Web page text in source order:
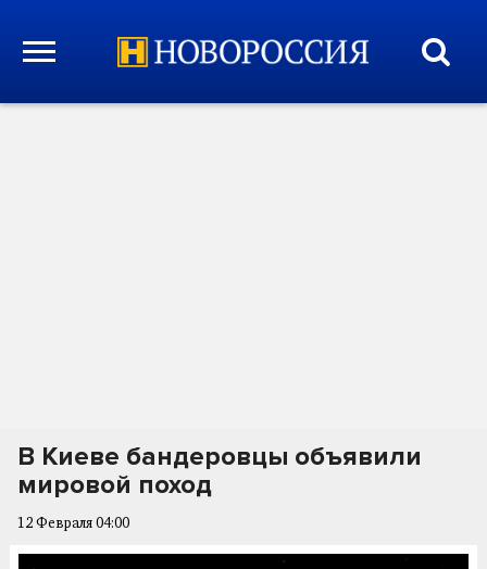
В Киеве бандеровцы объявили
мировой поход
12 Февраля 04:00